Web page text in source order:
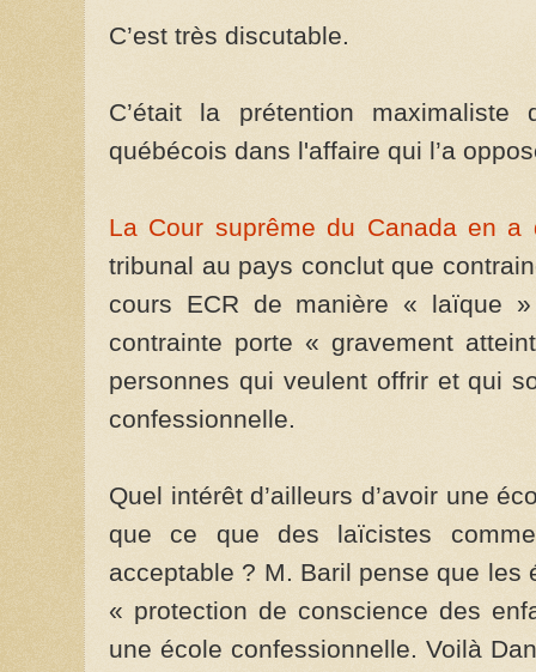
C’est très discutable.
C’était la prétention maximaliste
québécois dans l'affaire qui l’a
La Cour suprême du Canada en a
tribunal au pays conclut que
cours ECR de manière « laïque
contrainte porte « gravement
personnes qui veulent offrir et qui
confessionnelle.
Quel intérêt d’ailleurs d’avoir une
que ce que des laïcistes
acceptable ? M. Baril pense que
« protection de conscience des
une école confessionnelle. Voilà